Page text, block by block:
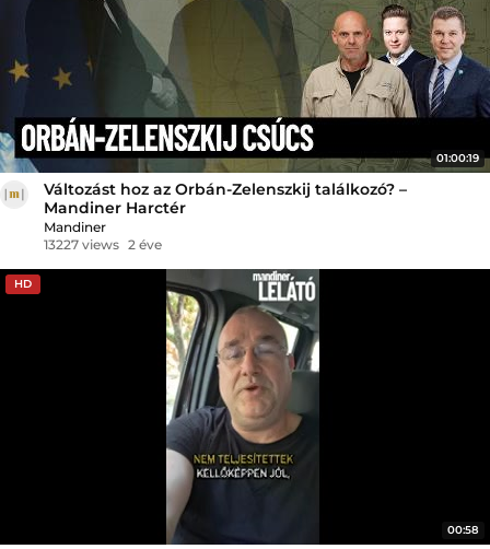
01:00:19
Változást hoz az Orbán-Zelenszkij találkozó? –
Mandiner Harctér
Mandiner
13227 views 2 éve
HD
00:58